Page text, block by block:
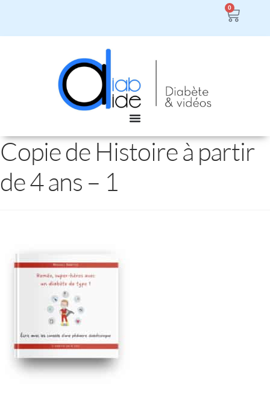
0
Copie de Histoire à partir
de 4 ans – 1